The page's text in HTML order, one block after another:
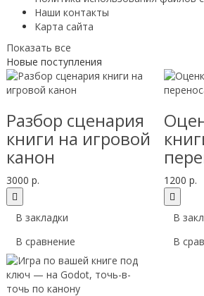
Наши контакты
Карта сайта
Показать все
Новые поступления
Разбор сценария
книги на игровой
канон
3000 р.
В закладки
В сравнение
1200 р.
В
В